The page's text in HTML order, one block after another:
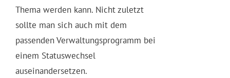
Thema werden kann. Nicht zuletzt
sollte man sich auch mit dem
passenden Verwaltungsprogramm bei
einem Statuswechsel
auseinandersetzen.